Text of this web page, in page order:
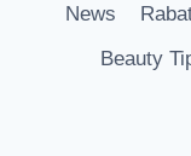
News
Beauty